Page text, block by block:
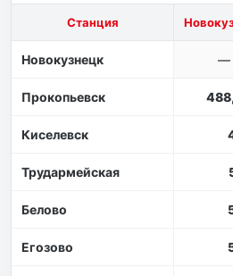
Станция
Новокузнецк —
Прокопьевск
Киселевск
Трудармейская
Белово
Егозово